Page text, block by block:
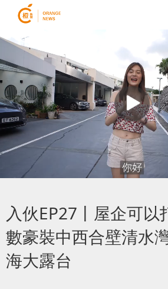
入伙EP27丨屋企可
數豪裝中西合壁清水
海大露台